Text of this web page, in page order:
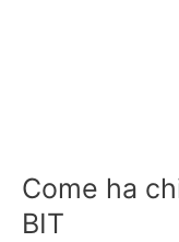
Come ha
BIT